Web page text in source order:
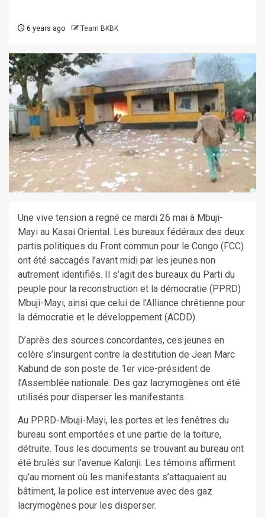
6 years ago Team BKBK
Une vive tension a regné ce mardi 26 mai à Mbuji-
Mayi au Kasai Oriental. Les bureaux fédéraux des deux
partis politiques du Front commun pour le Congo (FCC)
ont été saccagés l’avant midi par les jeunes non
autrement identifiés. Il s’agit des bureaux du Parti du
peuple pour la reconstruction et la démocratie (PPRD)
Mbuji-Mayi, ainsi que celui de l’Alliance chrétienne pour
la démocratie et le développement (ACDD).
D’après des sources concordantes, ces jeunes en
colère s’insurgent contre la destitution de Jean Marc
Kabund de son poste de 1er vice-président de
l’Assemblée nationale. Des gaz lacrymogènes ont été
utilisés pour disperser les manifestants.
Au PPRD-Mbuji-Mayi, les portes et les fenêtres du
bureau sont emportées et une partie de la toiture,
détruite. Tous les documents se trouvant au bureau ont
été brulés sur l’avenue Kalonji. Les témoins affirment
qu’au moment où les manifestants s’attaquaient au
bâtiment, la police est intervenue avec des gaz
lacrymogènes pour les disperser.